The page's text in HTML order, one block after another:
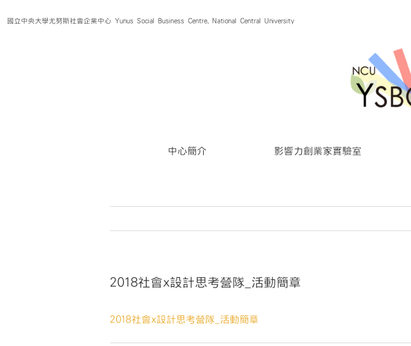
to國立中央大學尤努斯社會企業中心 Yunus Social Business Centre, National Central University
中心簡介 影響力創業家實驗室
2018社會x設計思考營隊_活動簡章
2018社會x設計思考營隊_活動簡章